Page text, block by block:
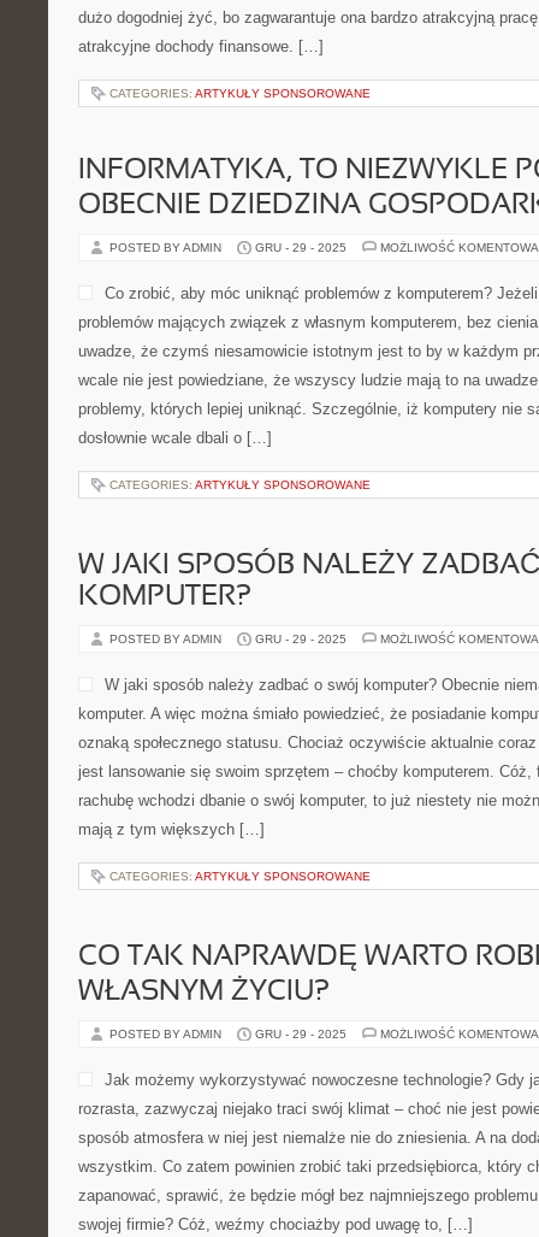
dużo dogodniej żyć, bo zagwarantuje ona bardzo atrakcyjną
atrakcyjne dochody finansowe. […]
CATEGORIES: ARTYKUŁY SPONSOROWANE
INFORMATYKA, TO NIEZWYKLE
OBECNIE DZIEDZINA
POSTED BY ADMIN GRU - 29 - 2025 MOŻLIWOŚĆ
Co zrobić, aby móc uniknąć problemów z komputerem?
problemów mających związek z własnym komputerem, bez
uwadze, że czymś niesamowicie istotnym jest to by w każdym
wcale nie jest powiedziane, że wszyscy ludzie mają to na
problemy, których lepiej uniknąć. Szczególnie, iż komputery nie
dosłownie wcale dbali o […]
CATEGORIES: ARTYKUŁY SPONSOROWANE
W JAKI SPOSÓB NALEŻY
KOMPUTER?
POSTED BY ADMIN GRU - 29 - 2025 MOŻLIWOŚĆ
W jaki sposób należy zadbać o swój komputer? Obecnie
komputer. A więc można śmiało powiedzieć, że posiadanie
oznaką społecznego statusu. Chociaż oczywiście aktualnie
jest lansowanie się swoim sprzętem – choćby komputerem.
rachubę wchodzi dbanie o swój komputer, to już niestety nie
mają z tym większych […]
CATEGORIES: ARTYKUŁY SPONSOROWANE
CO TAK NAPRAWDĘ WARTO
WŁASNYM ŻYCIU?
POSTED BY ADMIN GRU - 29 - 2025 MOŻLIWOŚĆ
Jak możemy wykorzystywać nowoczesne technologie? Gdy
rozrasta, zazwyczaj niejako traci swój klimat – choć nie jest
sposób atmosfera w niej jest niemalże nie do zniesienia. A na
wszystkim. Co zatem powinien zrobić taki przedsiębiorca, który
zapanować, sprawić, że będzie mógł bez najmniejszego
swojej firmie? Cóż, weźmy chociażby pod uwagę to, […]